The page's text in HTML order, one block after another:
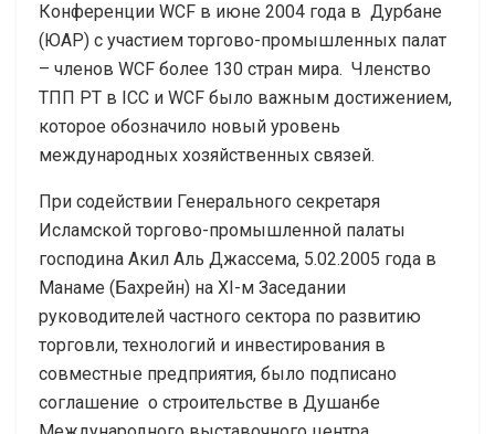
Конференции WCF в июне 2004 года в Дурбане
(ЮАР) с участием торгово-промышленных палат
– членов WCF более 130 стран мира. Членство
ТПП РТ в ICC и WCF было важным достижением,
которое обозначило новый уровень
международных хозяйственных связей.
При содействии Генерального секретаря
Исламской торгово-промышленной палаты
господина Акил Аль Джассема, 5.02.2005 года в
Манаме (Бахрейн) на XI-м Заседании
руководителей частного сектора по развитию
торговли, технологий и инвестирования в
совместные предприятия, было подписано
соглашение о строительстве в Душанбе